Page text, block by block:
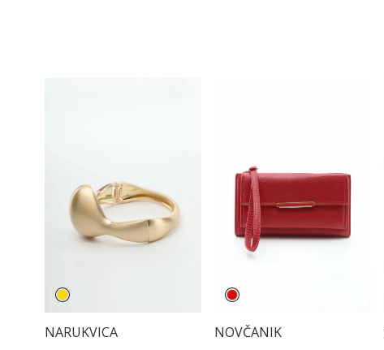
NARUKVICA NOVČANIK